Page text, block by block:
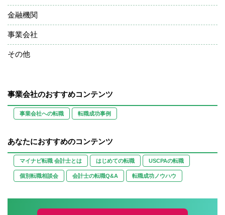
金融機関
事業会社
その他
事業会社のおすすめコンテンツ
事業会社への転職 転職成功事例
あなたにおすすめのコンテンツ
マイナビ転職 会計士とは はじめての転職 USCPAの転職
個別転職相談会 会計士の転職Q&A 転職成功ノウハウ